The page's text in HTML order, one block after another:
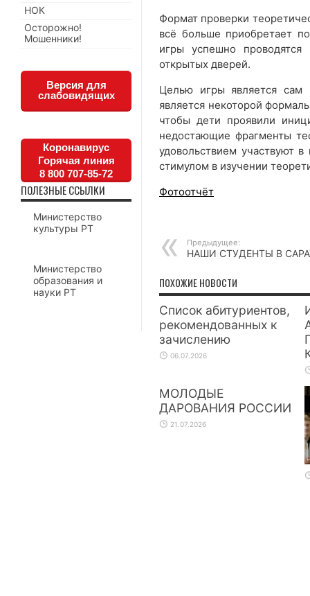
Формат проверки
всё больше приобретает
игры успешно
открытых дверей.
Целью игры является сам
является некоторой
чтобы дети проявили
недостающие фрагменты
удовольствием участвуют
стимулом в изучении
Фотоотчёт
Предыдущее:
НАШИ СТУДЕНТЫ В
ПОХОЖИЕ НОВОСТИ
Список абитуриентов,
рекомендованных к
зачислению
06.07.2026
МОЛОДЫЕ
ДАРОВАНИЯ РОССИИ
21.07.2026
НОК
Осторожно!
Мошенники!
Версия для
слабовидящих
Коронавирус
Горячая линия
8 800 707-85-72
ПОЛЕЗНЫЕ ССЫЛКИ
Министерство
культуры РТ
Министерство
образования и
науки РТ